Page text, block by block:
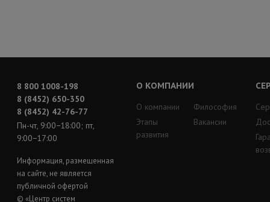
8 800 1008-198
8 (8452) 650-350
8 (8452) 42-76-77
Пн-чт, 9:00−18:00; пт,
9:00−17:00
Информация, размещенная
на сайте, не является
публичной офертой
© «Центр систем
О КОМПАНИИ
О компании
Этапы
развития
Философия
Вакансии